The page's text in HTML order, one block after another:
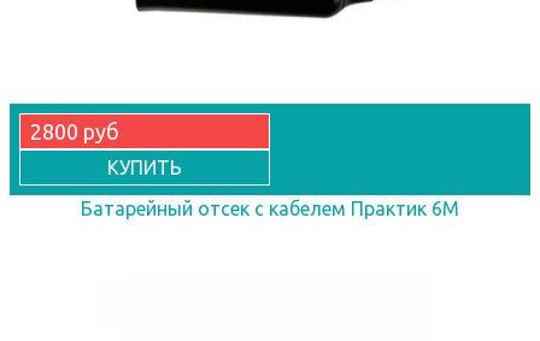
2800 руб
КУПИТЬ
Батарейный отсек с кабелем Практик 6М